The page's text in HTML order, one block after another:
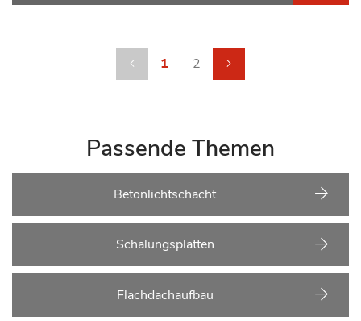
Seite
Seite
ZurückSie lesen gerade die Seite
1 Seite
2
Passende Themen
Betonlichtschacht
Schalungsplatten
Flachdachaufbau